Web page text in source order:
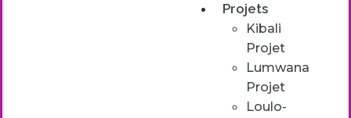
Projets
Kibali
Projet
Lumwana
Projet
Loulo-